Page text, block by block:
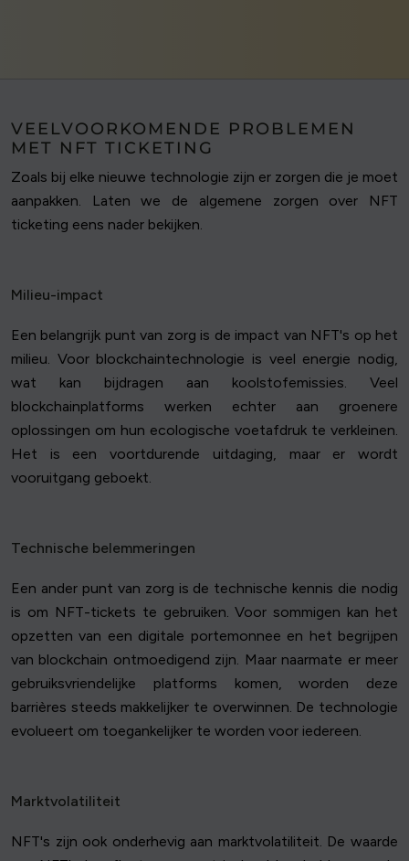
VEELVOORKOMENDE PROBLEMEN
MET NFT TICKETING
Zoals bij elke nieuwe technologie zijn er zorgen die je moet
aanpakken. Laten we de algemene zorgen over NFT
ticketing eens nader bekijken.
Milieu-impact
Een belangrijk punt van zorg is de impact van NFT's op het
milieu. Voor blockchaintechnologie is veel energie nodig,
wat kan bijdragen aan koolstofemissies. Veel
blockchainplatforms werken echter aan groenere
oplossingen om hun ecologische voetafdruk te verkleinen.
Het is een voortdurende uitdaging, maar er wordt
vooruitgang geboekt.
Technische belemmeringen
Een ander punt van zorg is de technische kennis die nodig
is om NFT-tickets te gebruiken. Voor sommigen kan het
opzetten van een digitale portemonnee en het begrijpen
van blockchain ontmoedigend zijn. Maar naarmate er meer
gebruiksvriendelijke platforms komen, worden deze
barrières steeds makkelijker te overwinnen. De technologie
evolueert om toegankelijker te worden voor iedereen.
Marktvolatiliteit
NFT's zijn ook onderhevig aan marktvolatiliteit. De waarde